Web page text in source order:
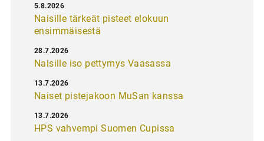
Naisille tärkeät pisteet elokuun
ensimmäisestä
5.8.2026
Naisille iso pettymys Vaasassa
28.7.2026
Naiset pistejakoon MuSan kanssa
13.7.2026
HPS vahvempi Suomen Cupissa
13.7.2026